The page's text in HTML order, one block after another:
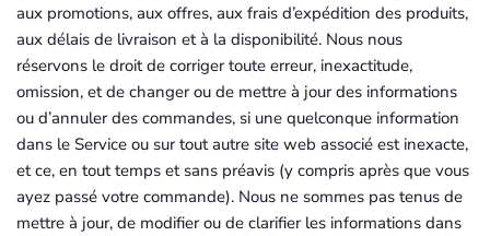
aux promotions, aux offres, aux frais d’expédition des produits,
aux délais de livraison et à la disponibilité. Nous nous
réservons le droit de corriger toute erreur, inexactitude,
omission, et de changer ou de mettre à jour des informations
ou d’annuler des commandes, si une quelconque information
dans le Service ou sur tout autre site web associé est inexacte,
et ce, en tout temps et sans préavis (y compris après que vous
ayez passé votre commande). Nous ne sommes pas tenus de
mettre à jour, de modifier ou de clarifier les informations dans